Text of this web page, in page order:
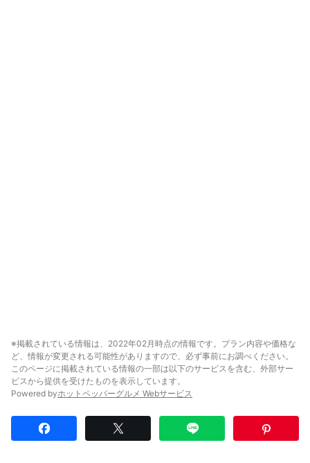
※掲載されている情報は、2022年02月時点の情報です。プラン内容や価格な
ど、情報が変更される可能性がありますので、必ず事前にお調べください。
このページに掲載されている情報の一部は以下のサービスを含む、外部サー
ビスから提供を受けたものを表示しています。
Powered byホットペッパーグルメ Webサービス